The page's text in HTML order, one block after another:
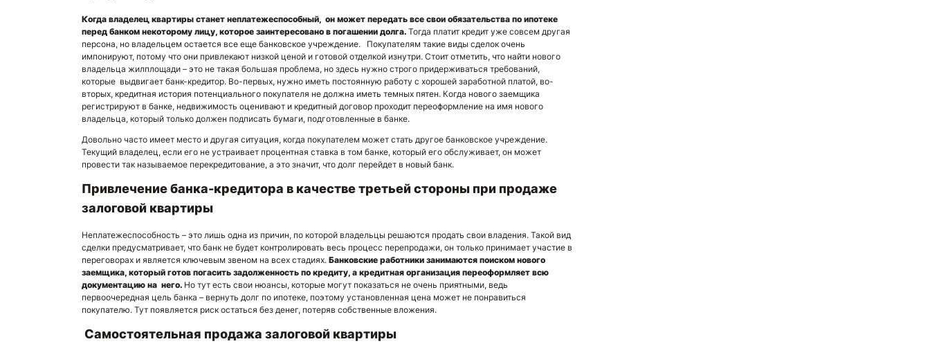
Когда владелец квартиры станет неплатежеспособный, он может передать все свои обязательства по ипотеке
перед банком некоторому лицу, которое заинтересовано в погашении долга. Тогда платит кредит уже совсем другая
персона, но владельцем остается все еще банковское учреждение. Покупателям такие виды сделок очень
импонируют, потому что они привлекают низкой ценой и готовой отделкой изнутри. Стоит отметить, что найти нового
владельца жилплощади – это не такая большая проблема, но здесь нужно строго придерживаться требований,
которые выдвигает банк-кредитор. Во-первых, нужно иметь постоянную работу с хорошей заработной платой, во-
вторых, кредитная история потенциального покупателя не должна иметь темных пятен. Когда нового заемщика
регистрируют в банке, недвижимость оценивают и кредитный договор проходит переоформление на имя нового
владельца, который только должен подписать бумаги, подготовленные в банке.
Довольно часто имеет место и другая ситуация, когда покупателем может стать другое банковское учреждение.
Текущий владелец, если его не устраивает процентная ставка в том банке, который его обслуживает, он может
провести так называемое перекредитование, а это значит, что долг перейдет в новый банк.
Привлечение банка-кредитора в качестве третьей стороны при продаже
залоговой квартиры
Неплатежеспособность – это лишь одна из причин, по которой владельцы решаются продать свои владения. Такой вид
сделки предусматривает, что банк не будет контролировать весь процесс перепродажи, он только принимает участие в
переговорах и является ключевым звеном на всех стадиях. Банковские работники занимаются поиском нового
заемщика, который готов погасить задолженность по кредиту, а кредитная организация переоформляет всю
документацию на него. Но тут есть свои нюансы, которые могут показаться не очень приятными, ведь
первоочередная цель банка – вернуть долг по ипотеке, поэтому установленная цена может не понравиться
покупателю. Тут появляется риск остаться без денег, потеряв собственные вложения.
Самостоятельная продажа залоговой квартиры